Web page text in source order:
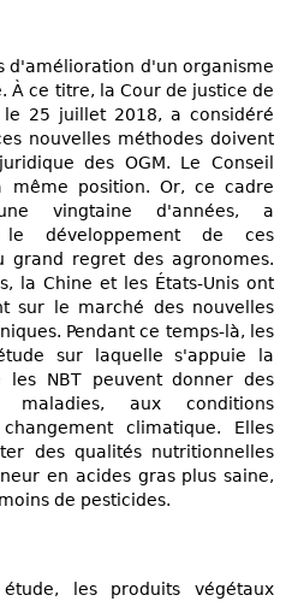
d'amélioration d'un organisme
À ce titre, la Cour de justice de
le 25 juillet 2018, a considéré
nouvelles méthodes doivent
des OGM. Le Conseil
position. Or, ce cadre
vingtaine d'années, a
le développement de ces
grand regret des agronomes.
la Chine et les États-Unis ont
sur le marché des nouvelles
Pendant ce temps-là, les
sur laquelle s'appuie la
les NBT peuvent donner des
maladies, aux conditions
climatique. Elles
des qualités nutritionnelles
en acides gras plus saine,
de pesticides.
les produits végétaux